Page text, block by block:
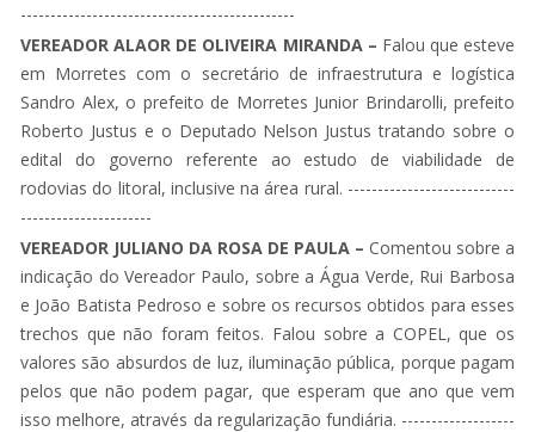
----------------------------------------------
VEREADOR ALAOR DE OLIVEIRA MIRANDA – Falou que esteve
em Morretes com o secretário de infraestrutura e logística
Sandro Alex, o prefeito de Morretes Junior Brindarolli, prefeito
Roberto Justus e o Deputado Nelson Justus tratando sobre o
edital do governo referente ao estudo de viabilidade de
rodovias do litoral, inclusive na área rural. ----------------------------
----------------------
VEREADOR JULIANO DA ROSA DE PAULA – Comentou sobre a
indicação do Vereador Paulo, sobre a Água Verde, Rui Barbosa
e João Batista Pedroso e sobre os recursos obtidos para esses
trechos que não foram feitos. Falou sobre a COPEL, que os
valores são absurdos de luz, iluminação pública, porque pagam
pelos que não podem pagar, que esperam que ano que vem
isso melhore, através da regularização fundiária. -------------------